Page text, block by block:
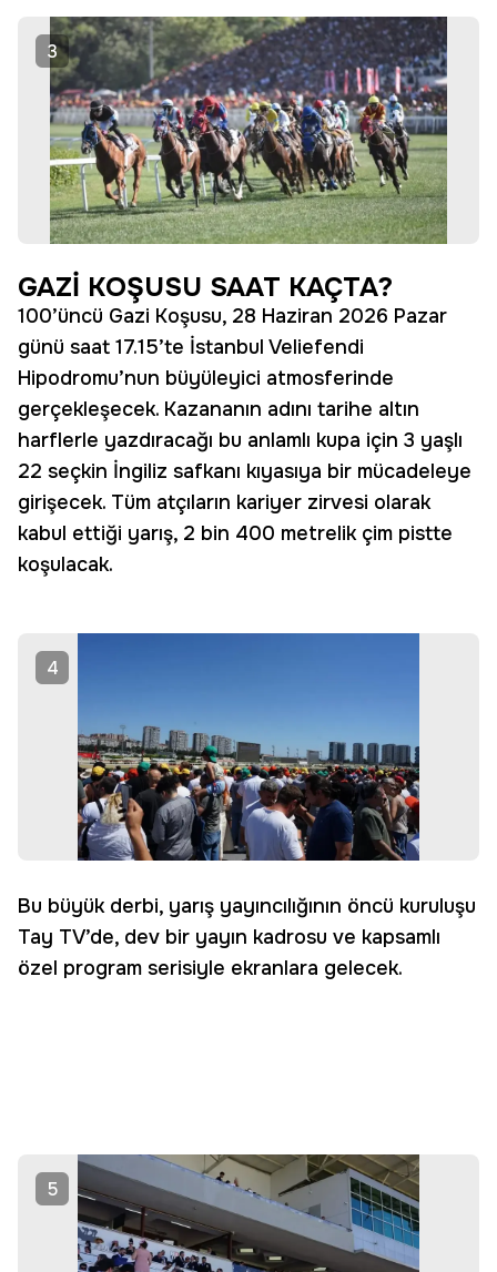
3
GAZİ KOŞUSU SAAT KAÇTA?
100’üncü Gazi Koşusu, 28 Haziran 2026 Pazar
günü saat 17.15’te İstanbul Veliefendi
Hipodromu’nun büyüleyici atmosferinde
gerçekleşecek. Kazananın adını tarihe altın
harflerle yazdıracağı bu anlamlı kupa için 3 yaşlı
22 seçkin İngiliz safkanı kıyasıya bir mücadeleye
girişecek. Tüm atçıların kariyer zirvesi olarak
kabul ettiği yarış, 2 bin 400 metrelik çim pistte
koşulacak.
4
Bu büyük derbi, yarış yayıncılığının öncü kuruluşu
Tay TV’de, dev bir yayın kadrosu ve kapsamlı
özel program serisiyle ekranlara gelecek.
5